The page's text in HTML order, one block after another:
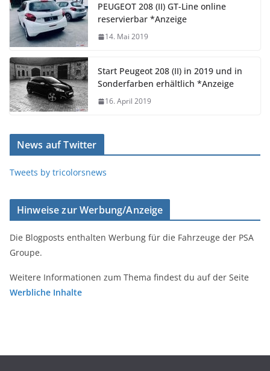
PEUGEOT 208 (II) GT-Line online
reservierbar *Anzeige
14. Mai 2019
Start Peugeot 208 (II) in 2019 und in
Sonderfarben erhältlich *Anzeige
16. April 2019
News auf Twitter
Tweets by tricolorsnews
Hinweise zur Werbung/Anzeige
Die Blogposts enthalten Werbung für die Fahrzeuge der PSA
Groupe.
Weitere Informationen zum Thema findest du auf der Seite
Werbliche Inhalte